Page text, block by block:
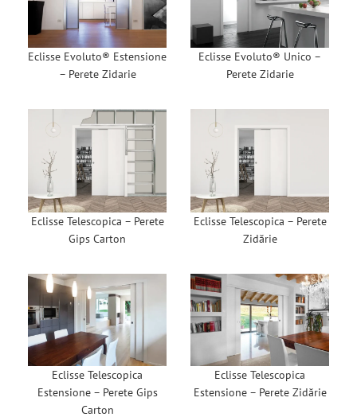
Eclisse Evoluto® Estensione
– Perete Zidarie
Eclisse Evoluto® Unico –
Perete Zidarie
Eclisse Telescopica – Perete
Gips Carton
Eclisse Telescopica – Perete
Zidărie
Eclisse Telescopica
Estensione – Perete Gips
Carton
Eclisse Telescopica
Estensione – Perete Zidărie